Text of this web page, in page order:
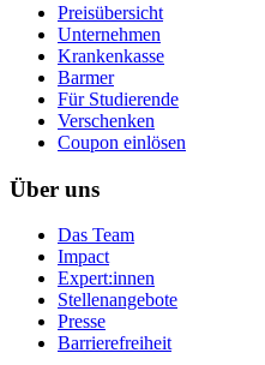
Preisübersicht
Unternehmen
Krankenkasse
Barmer
Für Studierende
Ver­schen­ken
Coupon einlösen
Über uns
Das Team
Impact
Expert:innen
Stellenangebote
Presse
Barrierefreiheit